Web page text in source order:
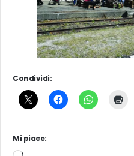
Condividi:
Mi piace: